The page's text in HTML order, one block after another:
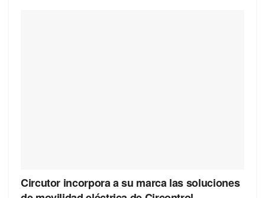
Circutor incorpora a su marca las soluciones